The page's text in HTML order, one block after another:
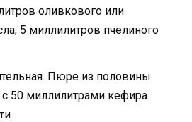
оливкового или
5 миллилитров пчелиного
Пюре из половины
50 миллилитрами кефира